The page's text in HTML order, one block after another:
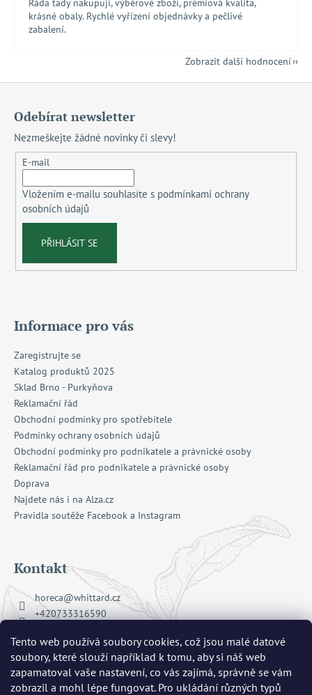
Tento web používá soubory cookies, což jsou malé datové
soubory, které slouží například k tomu, aby si náš web
zapamatoval vaše nastavení, co vás zajímá, správně se vám
zobrazil a mohl lépe fungovat. Pro ukládání různých typů
Ráda tady nakupuji, výběrové zboží, prémiová kvalita,
krásné obaly. Rychlé vyřízení objednávky a pečlivé
zabalení.
Zobrazit další hodnocení
Odebírat newsletter
Nezmeškejte žádné novinky či slevy!
E-mail
Vložením e-mailu souhlasíte s podmínkami ochrany
osobních údajů
PŘIHLÁSIT SE
Informace pro vás
Zaregistrujte se
Katalog produktů 2025
Sklad Brno - Purkyňova
Reklamační řád
Obchodní podmínky pro spotřebitele
Podmínky ochrany osobních údajů
Obchodní podmínky pro podnikatele a právnické osoby
Reklamační řád pro podnikatele a právnické osoby
Doprava
Najdete nás i na Alza.cz
Pravidla soutěže Facebook a Instagram
Kontakt
horeca@whittard.cz
+420733316590
whittard_cz